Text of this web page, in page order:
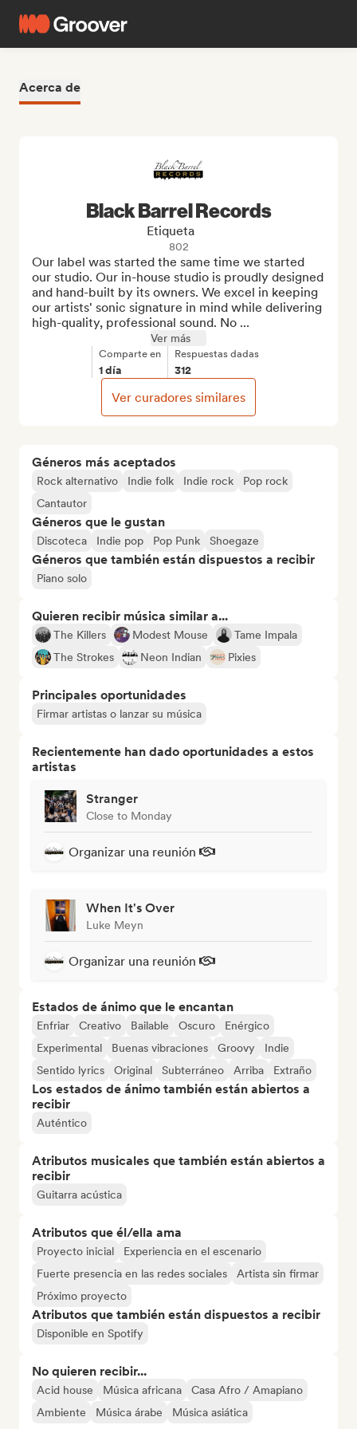
Acerca de
Géneros más aceptados
Rock alternativo Indie folk Indie rock
Pop rock
Cantautor
Géneros que le gustan
Discoteca Indie pop Pop Punk Shoegaze
Géneros que también están dispuestos a recibir
Piano solo
Quieren recibir música similar a...
The Killers Modest Mouse
Tame Impala
The Strokes
Neon Indian Pixies
Principales oportunidades
Firmar artistas o lanzar su música
Recientemente han dado oportunidades a estos
artistas
Stranger
Close to Monday
Organizar una reunión
When It's Over
Luke Meyn
Organizar una reunión
Estados de ánimo que le encantan
Enfriar Creativo Bailable Oscuro
Enérgico
Experimental
Buenas vibraciones Groovy
Indie
Sentido lyrics
Original Subterráneo Arriba Extraño
Los estados de ánimo también están abiertos a
recibir
Auténtico
Atributos musicales que también están abiertos a
recibir
Guitarra acústica
Atributos que él/ella ama
Proyecto inicial
Experiencia en el escenario
Fuerte presencia en las redes sociales
Artista sin firmar
Próximo proyecto
Atributos que también están dispuestos a recibir
Disponible en Spotify
No quieren recibir...
Acid house Música africana
Casa Afro / Amapiano
Ambiente
Música árabe
Música asiática
Black Barrel Records
Etiqueta
802
Our label was started the same time we started
our studio. Our in-house studio is proudly designed
and hand-built by its owners. We excel in keeping
our artists' sonic signature in mind while delivering
high-quality, professional sound. No ...
Ver más
Comparte en
1 día
Respuestas dadas
312
Ver curadores similares